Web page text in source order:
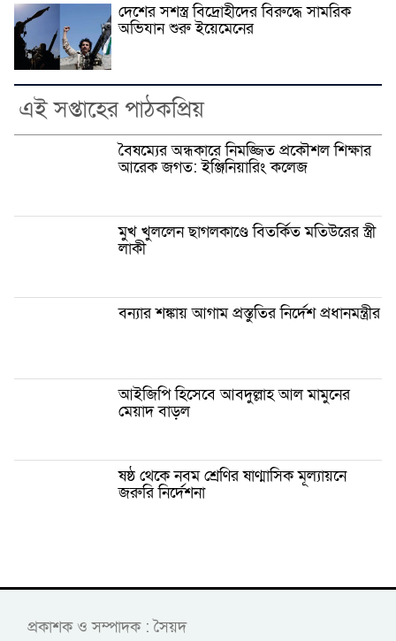
দেশের সশস্ত্র বিদ্রোহীদের বিরুদ্ধে সামরিক
অভিযান শুরু ইয়েমেনের
এই সপ্তাহের পাঠকপ্রিয়
বৈষম্যের অন্ধকারে নিমজ্জিত প্রকৌশল শিক্ষার
আরেক জগত: ইঞ্জিনিয়ারিং কলেজ
মুখ খুললেন ছাগলকাণ্ডে বিতর্কিত মতিউরের স্ত্রী
লাকী
বন্যার শঙ্কায় আগাম প্রস্তুতির নির্দেশ প্রধানমন্ত্রীর
আইজিপি হিসেবে আবদুল্লাহ আল মামুনের
মেয়াদ বাড়ল
ষষ্ঠ থেকে নবম শ্রেণির ষাণ্মাসিক মূল্যায়নে
জরুরি নির্দেশনা
প্রকাশক ও সম্পাদক : সৈয়দ